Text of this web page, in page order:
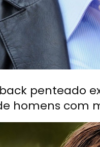
penteado
homens com